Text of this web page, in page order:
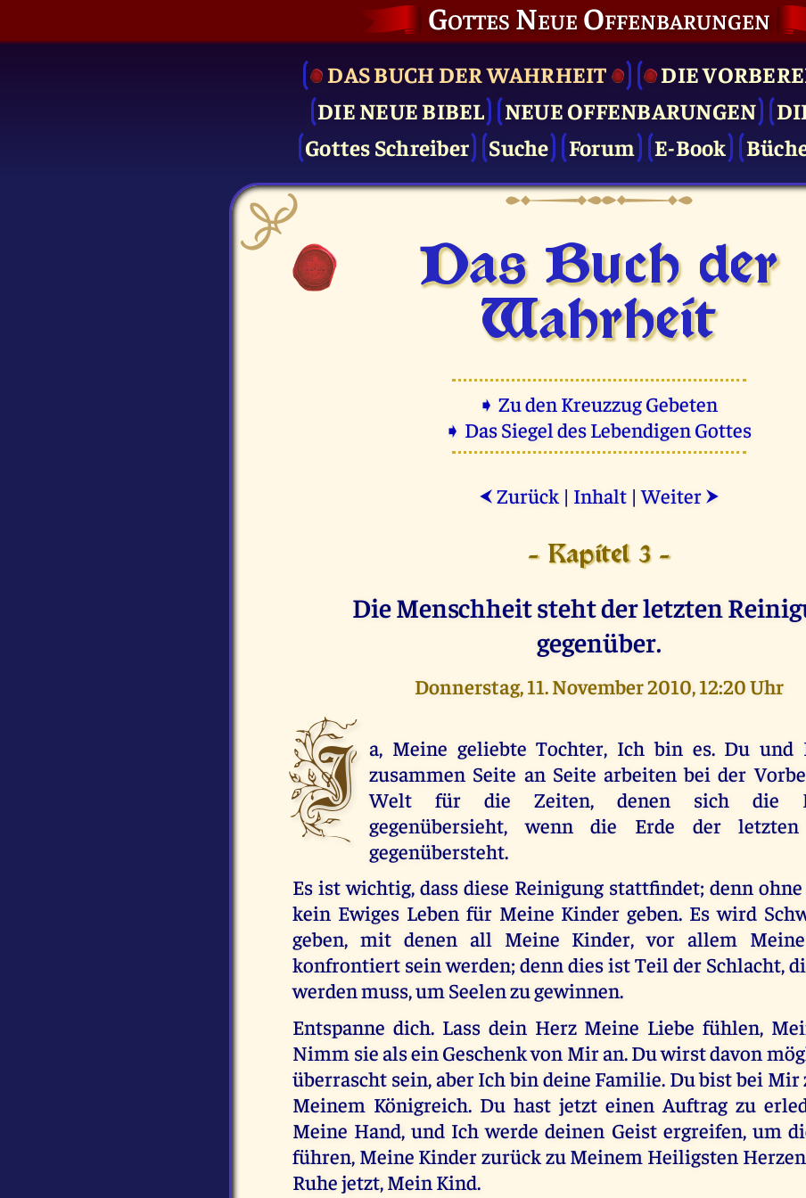
Gottes Neue Offenbarungen
DAS BUCH DER WAHRHEIT
DIE
DIE NEUE BIBEL
NEUE OFFENBARUNGEN
Gottes Schreiber
Suche Forum E-Book
Das Buch der
Wahrheit
➧ Zu den Kreuzzug Gebeten
➧ Das Siegel des Lebendigen Gottes
⮜ Zurück | Inhalt |Weiter ⮞
- Kapitel 3 -
Die Menschheit steht der letzten
gegenüber.
Donnerstag, 11. November 2010, 12:20 Uhr
J a, Meine geliebte Tochter, Ich bin es. Du und
zusammen Seite an Seite arbeiten bei der
Welt für die Zeiten, denen sich die
gegenübersieht, wenn die Erde der letzten
gegenübersteht.
Es ist wichtig, dass diese Reinigung stattfindet; denn
kein Ewiges Leben für Meine Kinder geben. Es wird
geben, mit denen all Meine Kinder, vor allem Meine
konfrontiert sein werden; denn dies ist Teil der Schlacht,
werden muss, um Seelen zu gewinnen.
Entspanne dich. Lass dein Herz Meine Liebe fühlen,
Nimm sie als ein Geschenk von Mir an. Du wirst davon
überrascht sein, aber Ich bin deine Familie. Du bist bei Mir
Meinem Königreich. Du hast jetzt einen Auftrag zu
Meine Hand, und Ich werde deinen Geist ergreifen, um
führen, Meine Kinder zurück zu Meinem Heiligsten
Ruhe jetzt, Mein Kind.